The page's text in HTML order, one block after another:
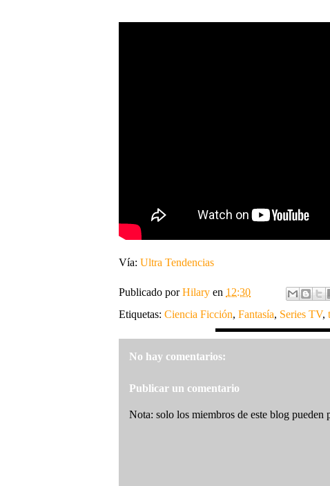
Vía: Ultra Tendencias
Publicado porHilary en 12:30
Etiquetas: Ciencia Ficción, Fantasía, Series TV,
No hay comentarios:
Publicar un comentario
Nota: solo los miembros de este blog pueden